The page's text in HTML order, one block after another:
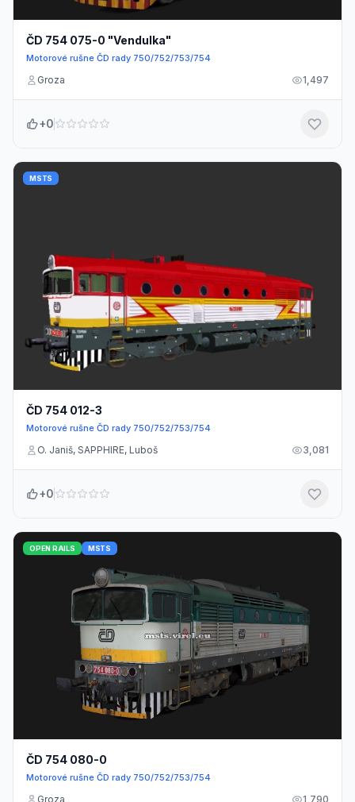
ČD 754 075-0 "Vendulka"
Motorové rušne ČD rady 750/752/753/754
Groza 1,497
+0
MSTS
ČD 754 012-3
Motorové rušne ČD rady 750/752/753/754
O. Janiš, SAPPHIRE, Luboš 3,081
+0
OPEN RAILS MSTS
ČD 754 080-0
Motorové rušne ČD rady 750/752/753/754
Groza 1,790